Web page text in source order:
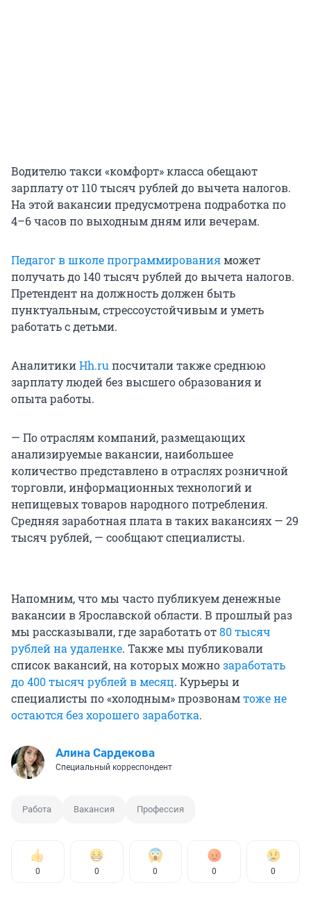
Водителю такси «комфорт» класса обещают
зарплату от 110 тысяч рублей до вычета налогов.
На этой вакансии предусмотрена подработка по
4–6 часов по выходным дням или вечерам.
Педагог в школе программированияможет
получать до 140 тысяч рублей до вычета налогов.
Претендент на должность должен быть
пунктуальным, стрессоустойчивым и уметь
работать с детьми.
АналитикиHh.ruпосчитали также среднюю
зарплату людей без высшего образования и
опыта работы.
— По отраслям компаний, размещающих
анализируемые вакансии, наибольшее
количество представлено в отраслях розничной
торговли, информационных технологий и
непищевых товаров народного потребления.
Средняя заработная плата в таких вакансиях — 29
тысяч рублей, — сообщают специалисты.
Напомним, что мы часто публикуем денежные
вакансии в Ярославской области. В прошлый раз
мы рассказывали, где заработать от80 тысяч
рублей на удаленке. Также мы публиковали
список вакансий, на которых можнозаработать
до 400 тысяч рублей в месяц. Курьеры и
специалисты по «холодным» прозвонамтоже не
остаются без хорошего заработка.
Алина Сардекова
Специальный корреспондент
Работа Вакансия Профессия
0 0 0 0 0